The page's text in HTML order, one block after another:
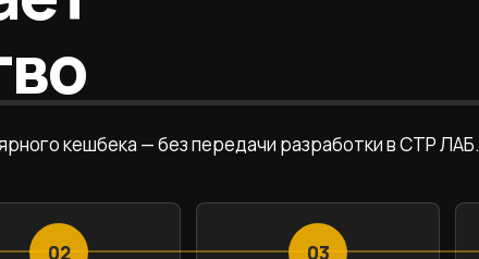
кешбека — без передачи разработки в СТР ЛАБ.
02 03